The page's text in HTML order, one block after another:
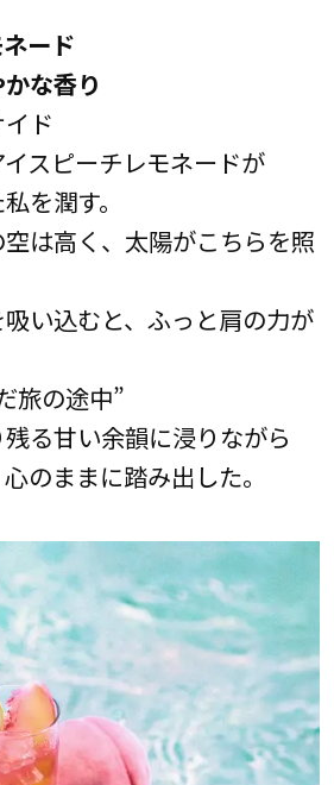
ード
な香り
ド
スピーチレモネードが
を潤す。
は高く、太陽がこちらを照
い込むと、ふっと肩の力が
旅の途中”
る甘い余韻に浸りながら
のままに踏み出した。